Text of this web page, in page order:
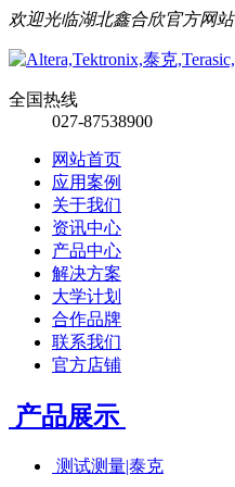
欢迎光临湖北鑫合欣官方网站
全国热线
027-87538900
网站首页
应用案例
关于我们
资讯中心
产品中心
解决方案
大学计划
合作品牌
联系我们
官方店铺
产品展示
测试测量|泰克